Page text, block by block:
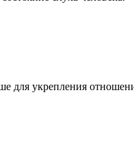
укрепления